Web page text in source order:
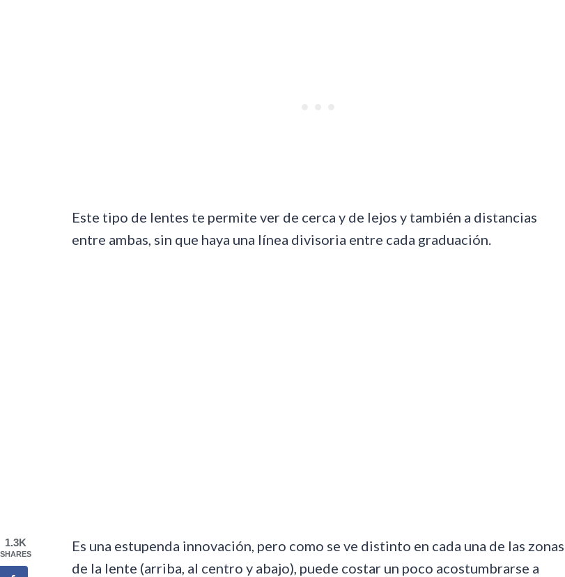
Este tipo de lentes te permite ver de cerca y de lejos y también a distancias
entre ambas, sin que haya una línea divisoria entre cada graduación.
Es una estupenda innovación, pero como se ve distinto en cada una de las zonas
de la lente (arriba, al centro y abajo), puede costar un poco acostumbrarse a
1.3K
SHARES